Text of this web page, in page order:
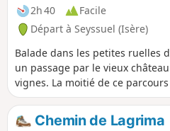
2h 40
Facile
Départ à Seyssuel (Isère)
Balade dans les petites ruelles
un passage par le vieux
vignes. La moitié de ce
aurez quelques beaux points
Lyonnais, ce qui rend cette
Chemin de Lagrima